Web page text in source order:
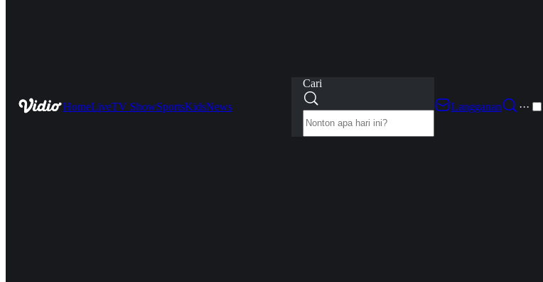
HomeLiveTV ShowSportsKidsNews
Cari
Langganan
···